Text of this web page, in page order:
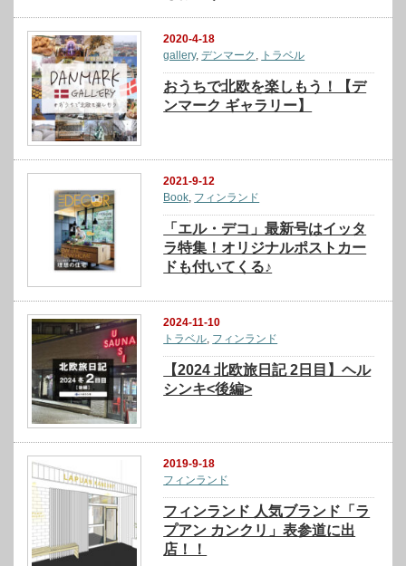
2020-4-18
gallery,デンマーク , トラベル
おうちで北欧を楽しもう！【デ
ンマーク ギャラリー】
2021-9-12
Book フィンランド
「エル・デコ」最新号はイッタ
ラ特集！オリジナルポストカー
ドも付いてくる♪
2024-11-10
トラベル, フィンランド
【2024 北欧旅日記 2日目】ヘル
シンキ<後編>
2019-9-18
フィンランド
フィンランド 人気ブランド「ラ
プアン カンクリ」表参道に出
店！！